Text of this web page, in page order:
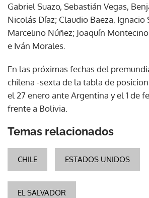
Gabriel Suazo, Sebastián Vegas,
Nicolás Díaz; Claudio Baeza, Ignacio
Marcelino Núñez; Joaquín
e Iván Morales.
En las próximas fechas del
chilena -sexta de la tabla de
el 27 enero ante Argentina y el 1 de
frente a Bolivia.
Temas relacionados
CHILE ESTADOS UNIDOS
EL SALVADOR